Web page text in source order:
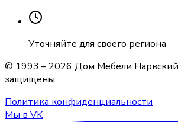
Уточняйте для своего региона
© 1993 – 2026 Дом Мебели Нарвский
защищены.
Политика конфиденциальности
Мы в VK